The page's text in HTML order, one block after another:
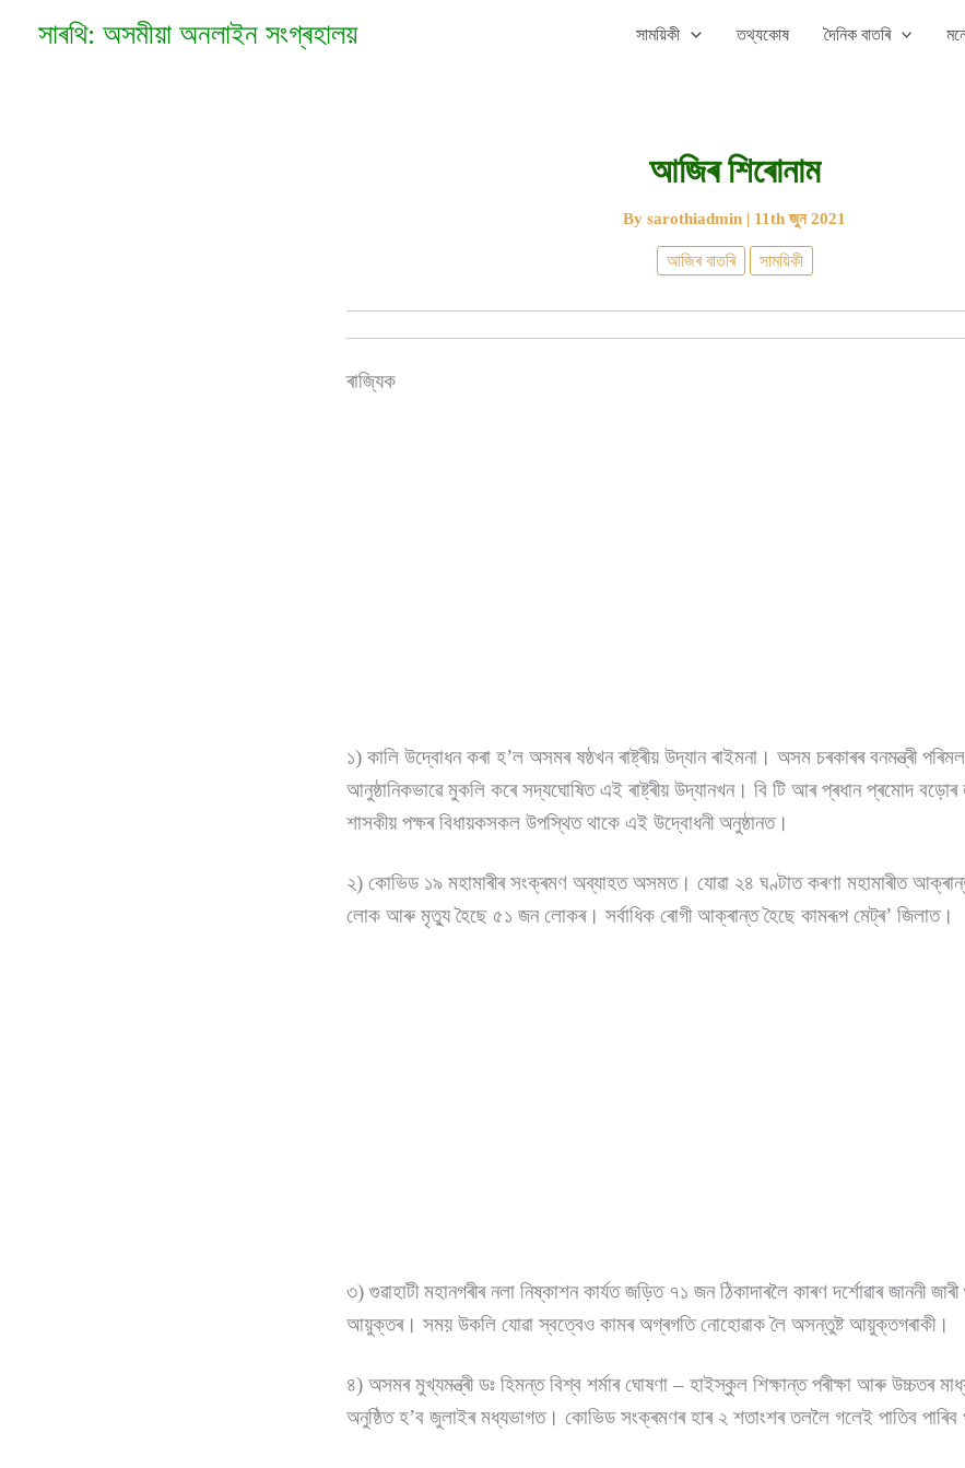
সাৰথি: অসমীয়া অনলাইন সংগ্ৰহালয় সাময়িকী তথ্যকোষ দৈনিক বাতৰি
আজিৰ শিৰোনাম
By sarothiadmin | 11th জুন 2021
আজিৰ বাতৰি সাময়িকী
ৰাজ্যিক
১) কালি উদ্বোধন কৰা হ’ল অসমৰ ষষ্ঠখন ৰাষ্ট্ৰীয় উদ্যান ৰাইমনা। অসম চৰকাৰৰ বনমন্ত্ৰী
আনুষ্ঠানিকভাৱে মুকলি কৰে সদ্যঘোষিত এই ৰাষ্ট্ৰীয় উদ্যানখন। বি টি আৰ প্ৰধান প্ৰমোদ
শাসকীয় পক্ষৰ বিধায়কসকল উপস্থিত থাকে এই উদ্বোধনী অনুষ্ঠানত।
২) কোভিড ১৯ মহামাৰীৰ সংক্ৰমণ অব্যাহত অসমত। যোৱা ২৪ ঘণ্টাত কৰণা মহামাৰীত
লোক আৰু মৃত্যু হৈছে ৫১ জন লোকৰ। সৰ্বাধিক ৰোগী আক্ৰান্ত হৈছে কামৰূপ মেট্ৰ’ জিলাত।
৩) গুৱাহাটী মহানগৰীৰ নলা নিষ্কাশন কাৰ্যত জড়িত ৭১ জন ঠিকাদাৰলৈ কাৰণ দৰ্শোৱাৰ জাননী জাৰী
আয়ুক্তৰ। সময় উকলি যোৱা স্বত্বেও কামৰ অগ্ৰগতি নোহোৱাক লৈ অসন্তুষ্ট আয়ুক্তগৰাকী।
৪) অসমৰ মুখ্যমন্ত্ৰী ডঃ হিমন্ত বিশ্ব শৰ্মাৰ ঘোষণা – হাইস্কুল শিক্ষান্ত পৰীক্ষা আৰু উচ্চতৰ
অনুষ্ঠিত হ’ব জুলাইৰ মধ্যভাগত। কোভিড সংক্ৰমণৰ হাৰ ২ শতাংশৰ তললৈ গলেই পাতিব পাৰিব